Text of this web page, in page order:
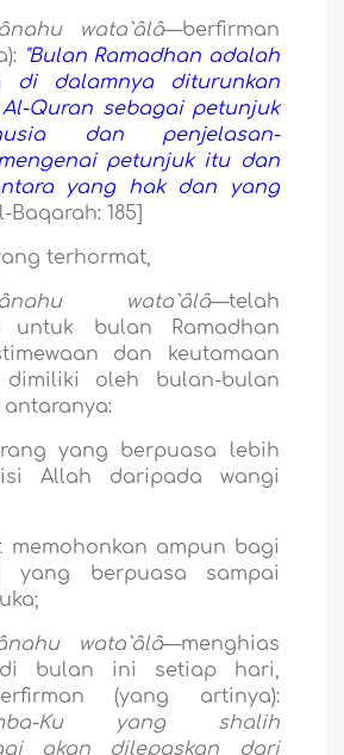
wata`âlâ—berfirman
"Bulan Ramadhan adalah
di dalamnya diturunkan
Al-Quran sebagai petunjuk
dan penjelasan-
petunjuk itu dan
yang hak dan yang
Baqarah: 185]
terhormat,
wata`âlâ—telah
untuk bulan Ramadhan
dan keutamaan
oleh bulan-bulan
yang berpuasa lebih
Allah daripada wangi
memohonkan ampun bagi
yang berpuasa sampai
wata`âlâ—menghias
di bulan ini setiap hari,
(yang artinya):
Ku yang shalih
akan dilepaskan dari